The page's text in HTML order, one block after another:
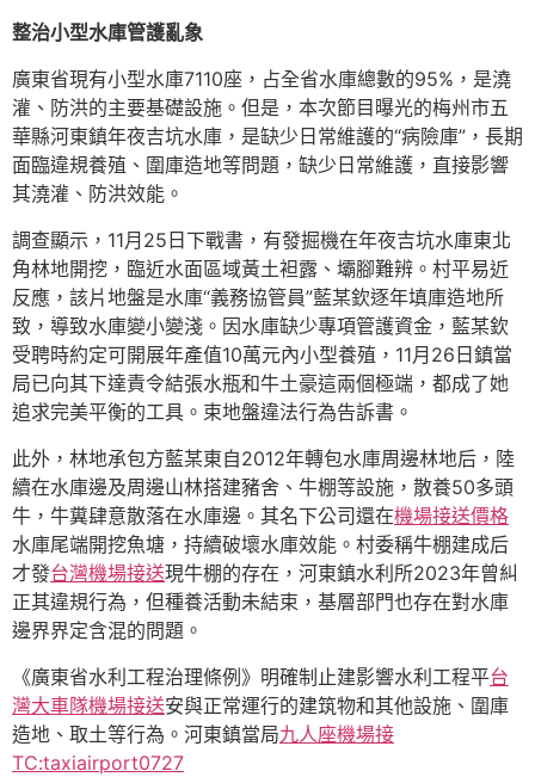
整治小型水庫管護亂象
廣東省現有小型水庫7110座，占全省水庫總數的95%，是澆
灌、防洪的主要基礎設施。但是，本次節目曝光的梅州市五
華縣河東鎮年夜吉坑水庫，是缺少日常維護的“病險庫”，長期
面臨違規養殖、圍庫造地等問題，缺少日常維護，直接影響
其澆灌、防洪效能。
調查顯示，11月25日下戰書，有發掘機在年夜吉坑水庫東北
角林地開挖，臨近水面區域黃土袒露、壩腳難辨。村平易近
反應，該片地盤是水庫“義務協管員”藍某欽逐年填庫造地所
致，導致水庫變小變淺。因水庫缺少專項管護資金，藍某欽
受聘時約定可開展年產值10萬元內小型養殖，11月26日鎮當
局已向其下達責令結張水瓶和牛土豪這兩個極端，都成了她
追求完美平衡的工具。束地盤違法行為告訴書。
此外，林地承包方藍某東自2012年轉包水庫周邊林地后，陸
續在水庫邊及周邊山林搭建豬舍、牛棚等設施，散養50多頭
牛，牛糞肆意散落在水庫邊。其名下公司還在機場接送價格
水庫尾端開挖魚塘，持續破壞水庫效能。村委稱牛棚建成后
才發台灣機場接送現牛棚的存在，河東鎮水利所2023年曾糾
正其違規行為，但種養活動未結束，基層部門也存在對水庫
邊界界定含混的問題。
《廣東省水利工程治理條例》明確制止建影響水利工程平台
灣大車隊機場接送安與正常運行的建筑物和其他設施、圍庫
造地、取土等行為。河東鎮當局九人座機場接
TC:taxiairport0727